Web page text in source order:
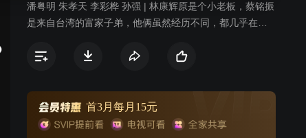
潘粤明 朱孝天 李彩桦 孙强 | 林康辉原是个小老板，蔡铭振
是来自台湾的富家子弟，他俩虽然经历不同，都几乎在一
寻找创业机会，而且都看好在闽南乡村搞有机种植，因此
了恋人。
首3月每月15元